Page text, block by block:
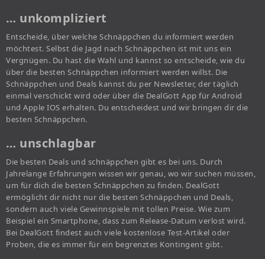
… unkompliziert
Entscheide, über welche Schnäppchen du informiert werden
möchtest. Selbst die Jagd nach Schnäppchen ist mit uns ein
Vergnügen. Du hast die Wahl und kannst so entscheide, wie du
über die besten Schnäppchen informiert werden willst. Die
Schnäppchen und Deals kannst du per Newsletter, der täglich
einmal verschickt wird oder über die DealGott App für Android
und Apple IOS erhalten. Du entscheidest und wir bringen dir die
besten Schnäppchen.
… unschlagbar
Die besten Deals und schnäppchen gibt es bei uns. Durch
Jahrelange Erfahrungen wissen wir genau, wo wir suchen müssen,
um für dich die besten Schnäppchen zu finden. DealGott
ermöglicht dir nicht nur die besten Schnäppchen und Deals,
sondern auch viele Gewinnspiele mit tollen Preise. Wie zum
Beispiel ein Smartphone, dass zum Release-Datum verlost wird.
Bei DealGott findest auch viele kostenlose Test-Artikel oder
Proben, die es immer für ein begrenztes Kontingent gibt.